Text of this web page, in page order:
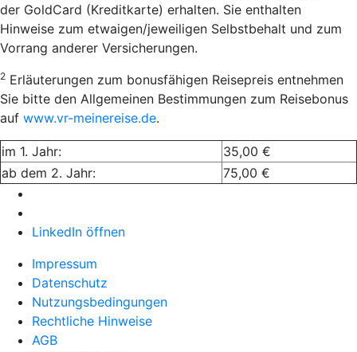
der GoldCard (Kreditkarte) erhalten. Sie enthalten
Hinweise zum etwaigen/jeweiligen Selbstbehalt und zum
Vorrang anderer Versicherungen.
2 Erläuterungen zum bonusfähigen Reisepreis entnehmen
Sie bitte den Allgemeinen Bestimmungen zum Reisebonus
auf www.vr-meinereise.de.
im 1. Jahr:
35,00 €
ab dem 2. Jahr:
75,00 €
LinkedIn öffnen
Impressum
Datenschutz
Nutzungsbedingungen
Rechtliche Hinweise
AGB